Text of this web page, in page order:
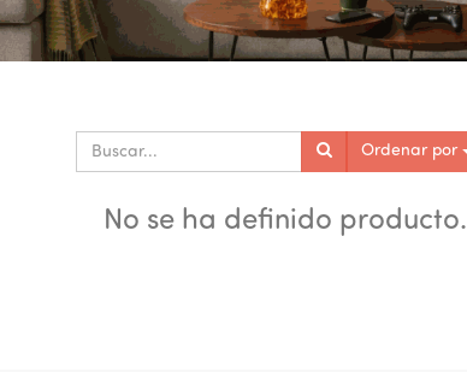
Ordenar por
No se ha definido producto.